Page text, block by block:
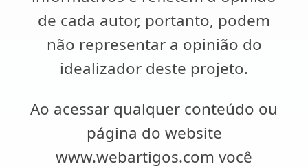
de cada autor, portanto, podem
não representar a opinião do
idealizador deste projeto.
Ao acessar qualquer conteúdo ou
página do website
www.webartigos.com você